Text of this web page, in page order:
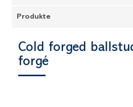
Produkte
Cold forged
forgé